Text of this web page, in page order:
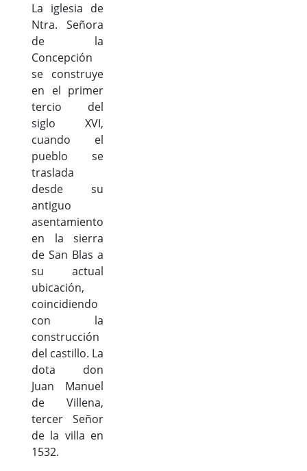
La iglesia de
Ntra. Señora
de la
Concepción
se construye
en el primer
tercio del
siglo XVI,
cuando el
pueblo se
traslada
desde su
antiguo
asentamiento
en la sierra
de San Blas a
su actual
ubicación,
coincidiendo
con la
construcción
del castillo. La
dota don
Juan Manuel
de Villena,
tercer Señor
de la villa en
1532.